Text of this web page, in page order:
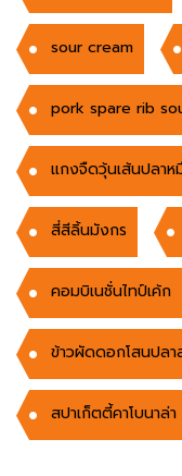
sour cream
pork spare rib
แกงจืดวุ้นเส้นปลาห
สี่สีลิ้นมังกร
คอมบิเนชั่นไทป์เค้ก
ข้าวผัดดอกโสนปล
สปาเก็ตตี้คาโบนาล่า